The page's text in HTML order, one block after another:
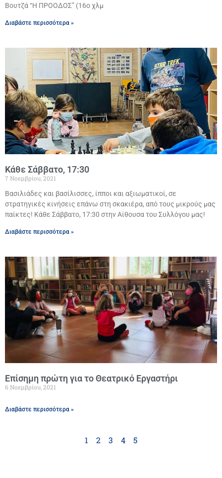
Βουτζά “Η ΠΡΟΟΔΟΣ” (16ο χλμ
Διαβάστε περισσότερα »
Κάθε Σάββατο, 17:30
7 Νοεμβρίου, 2021
Βασιλιάδες και βασίλισσες, ίπποι και αξιωματικοί, σε
στρατηγικές κινήσεις επάνω στη σκακιέρα, από τους μικρούς μας
παίκτες! Κάθε Σάββατο, 17:30 στην Αίθουσα του Συλλόγου μας!
Διαβάστε περισσότερα »
Επίσημη πρώτη για το Θεατρικό Εργαστήρι
6 Νοεμβρίου, 2021
Διαβάστε περισσότερα »
1 2 3 4 5